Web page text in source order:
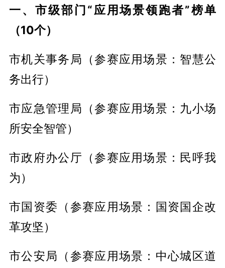
一、市级部门“应用场景领跑者”榜单
（10个）
市机关事务局（参赛应用场景：智慧公
务出行）
市应急管理局（参赛应用场景：九小场
所安全智管）
市政府办公厅（参赛应用场景：民呼我
为）
市国资委（参赛应用场景：国资国企改
革攻坚）
市公安局（参赛应用场景：中心城区道